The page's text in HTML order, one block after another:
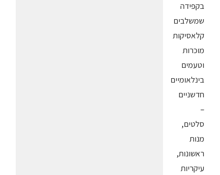
בקפידה
שמשלבים
קלאסיקות
מוכרות
וטעמים
בינלאומיים
חדשניים
–
סלטים,
מנות
ראשונות,
עיקריות